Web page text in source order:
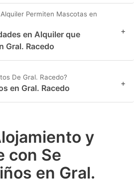
Permiten Mascotas en
en Alquiler que
Gral. Racedo
+
De Gral. Racedo?
en Gral. Racedo +
y
con Se
en Gral.